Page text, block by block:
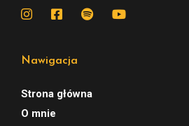
Nawigacja
Strona główna
O mnie